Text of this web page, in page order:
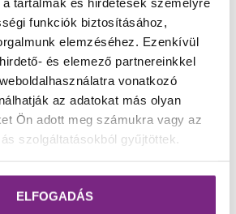
funkciók biztosításához,
elemzéséhez. Ezenkívül
és elemező partnereinkkel
vonatkozó
az adatokat más olyan
Ön adott meg számukra vagy az
szolgáltatásokból gyűjtöttek.
ELFOGADÁS
Elfogyott
mandula drazsé,
és levendulával 80 g
időjárásra való tekintettel
és kiszállítását
Ezzel szeretnénk
termékeink változatlanul, a
minőségben jussanak el
csokoládéink újra